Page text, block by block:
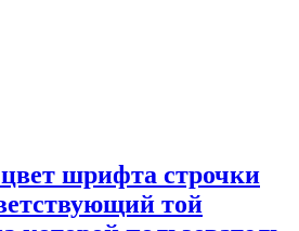
шрифта строчки
той